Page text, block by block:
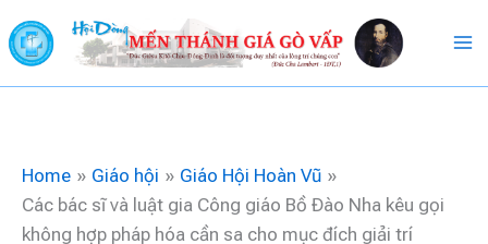
to
content
Home Giáo hội
Giáo Hội Hoàn Vũ
Các bác sĩ và luật gia Công giáo Bồ Đào Nha kêu gọi
không hợp pháp hóa cần sa cho mục đích giải trí